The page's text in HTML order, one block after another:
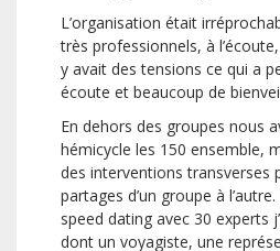
L’organisation était
très professionnels, à
y avait des tensions ce qui a
écoute et beaucoup de
En dehors des groupes nous
hémicycle les 150 ensemble,
des interventions transverses
partages d’un groupe à
speed dating avec 30 experts
dont un voyagiste, une